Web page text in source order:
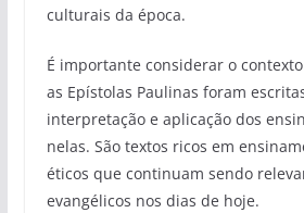
culturais da época.
É importante considerar o
as Epístolas Paulinas foram
interpretação e aplicação dos
nelas. São textos ricos em
éticos que continuam sendo
evangélicos nos dias de hoje.